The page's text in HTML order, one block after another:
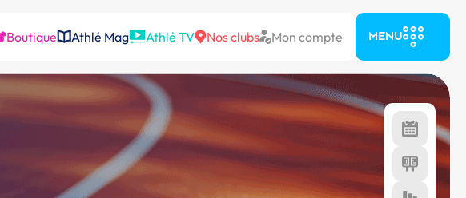
Boutique Athlé Mag Athlé TV Nos clubs Mon compte MENU